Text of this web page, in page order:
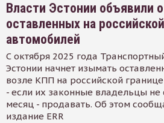
Власти Эстонии объявили
оставленных на
автомобилей
С октября 2025 года
Эстонии начнет изымать
возле КПП на российской
- если их законные владельцы не
месяц - продавать. Об этом
издание ERR